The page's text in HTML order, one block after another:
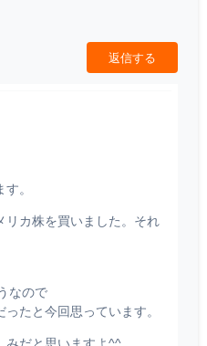
返信する
。
リカ株を買いました。それ
なので
たと今回思っています。